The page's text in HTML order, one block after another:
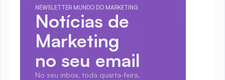
NEWSLETTER MUNDO DO MARKETING
Notícias de
Marketing
no seu email
No seu inbox, toda quarta-feira.